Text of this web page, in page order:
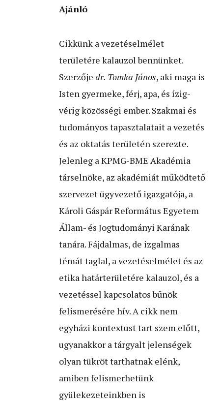
Ajánló
Cikkünk a vezetéselmélet
területére kalauzol bennünket.
Szerzője dr. Tomka János, aki maga is
Isten gyermeke, férj, apa, és ízig-
vérig közösségi ember. Szakmai és
tudományos tapasztalatait a vezetés
és az oktatás területén szerezte.
Jelenleg a KPMG-BME Akadémia
társelnöke, az akadémiát működtető
szervezet ügyvezető igazgatója, a
Károli Gáspár Református Egyetem
Állam- és Jogtudományi Karának
tanára. Fájdalmas, de izgalmas
témát taglal, a vezetéselmélet és az
etika határterületére kalauzol, és a
vezetéssel kapcsolatos bűnök
felismerésére hív. A cikk nem
egyházi kontextust tart szem előtt,
ugyanakkor a tárgyalt jelenségek
olyan tükröt tarthatnak elénk,
amiben felismerhetünk
gyülekezeteinkben is